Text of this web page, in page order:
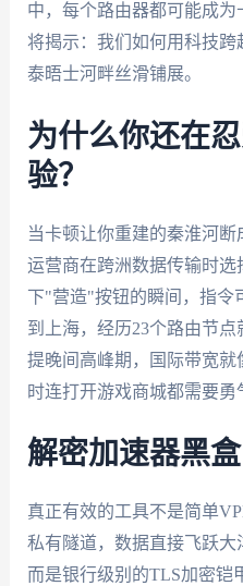
中，每个路由器都可能成
将揭示：我们如何用科技
泰晤士河畔丝滑铺展。
为什么你还在
验？
当卡顿让你重建的秦淮河
运营商在跨洲数据传输时
下"营造"按钮的瞬间，指令
到上海，经历23个路由节点
提晚间高峰期，国际带宽
时连打开游戏商城都需要勇
解密加速器黑盒
真正有效的工具不是简单
私有隧道，数据直接飞跃大
而是银行级别的TLS加密铠